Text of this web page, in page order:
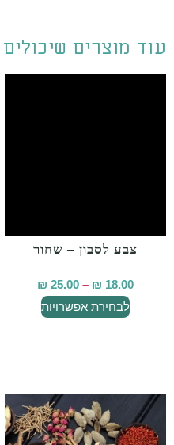
מוצרים שיכולים
צבע לסבון – שחור
₪18.00
–
₪25.00
לבחירת אפשרויות